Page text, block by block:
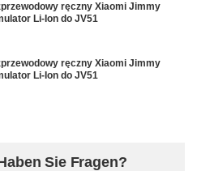
ręczny Xiaomi Jimmy
Li-Ion do JV51
ręczny Xiaomi Jimmy
Li-Ion do JV51
Sie Fragen?